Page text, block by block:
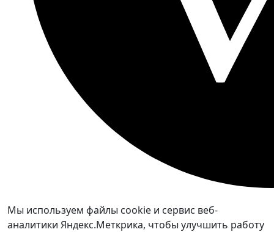
Мы используем файлы cookie и сервис веб-
аналитики Яндекс.Меткрика, чтобы улучшить работу